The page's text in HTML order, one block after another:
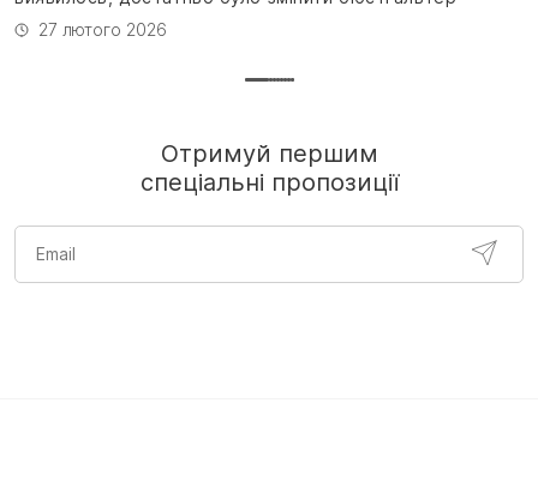
27 лютого 2026
Отримуй першим
спеціальні пропозиції